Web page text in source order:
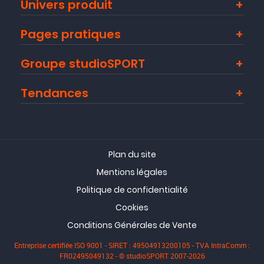
Avis collecté par Trustpilot
Fait bien sont travail, a voir sur la durée. Charge plutot
rapide simple d'utilisation. et surtout LED explicite!!
( 14/06/18 )
Univers produit
Pages pratiques
Groupe studioSPORT
Tendances
Plan du site
Mentions légales
Politique de confidentialité
Cookies
Conditions Générales de Vente
Entreprise certifiée ISO 9001 - SIRET : 49504913200105 - TVA IntraComm :
FR02495049132 - © studioSPORT 2007-2026